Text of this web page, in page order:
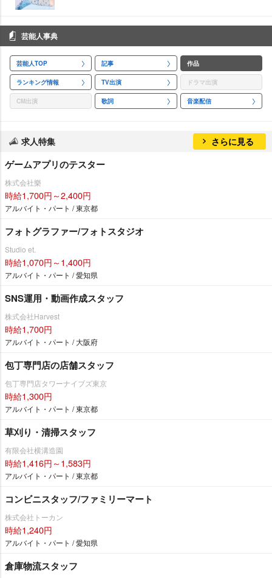
芸能人事典
芸能人TOP 記事 作品
ランキング情報 TV出演 ドラマ出演
CM出演 歌詞 音楽配信
求人特集 さらに見る
ゲームアプリのテスター
株式会社樂
時給1,700円～2,400円
アルバイト・パート / 東京都
フォトグラファー/フォトスタジオ
Studio et.
時給1,070円～1,400円
アルバイト・パート / 愛知県
SNS運用・動画作成スタッフ
株式会社Harvest
時給1,700円
アルバイト・パート / 大阪府
包丁専門店の店舗スタッフ
包丁専門店タワーナイブズ東京
時給1,300円
アルバイト・パート / 東京都
草刈り・清掃スタッフ
有限会社横溝造園
時給1,416円～1,583円
アルバイト・パート / 東京都
コンビニスタッフ/ファミリーマート
株式会社トーカン
時給1,240円
アルバイト・パート / 愛知県
倉庫物流スタッフ